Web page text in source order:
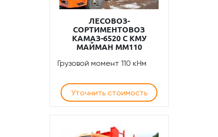
ЛЕСОВОЗ-
СОРТИМЕНТОВОЗ
КАМАЗ-6520 С КМУ
МАЙМАН ММ110
Грузовой момент 110 кНм
Уточнить стоимость